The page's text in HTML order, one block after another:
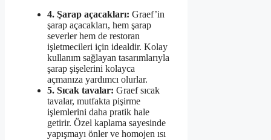
4. Şarap açacakları: Graef’in
şarap açacakları, hem şarap
severler hem de restoran
işletmecileri için idealdir. Kolay
kullanım sağlayan tasarımlarıyla
şarap şişelerini kolayca
açmanıza yardımcı olurlar.
5. Sıcak tavalar: Graef sıcak
tavalar, mutfakta pişirme
işlemlerini daha pratik hale
getirir. Özel kaplama sayesinde
yapışmayı önler ve homojen ısı